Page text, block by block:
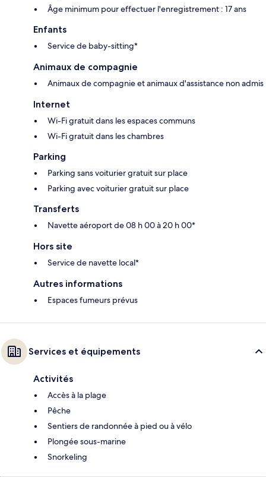
Âge minimum pour effectuer l'enregistrement : 17 ans
Enfants
Service de baby-sitting*
Animaux de compagnie
Animaux de compagnie et animaux d'assistance non admis
Internet
Wi-Fi gratuit dans les espaces communs
Wi-Fi gratuit dans les chambres
Parking
Parking sans voiturier gratuit sur place
Parking avec voiturier gratuit sur place
Transferts
Navette aéroport de 08 h 00 à 20 h 00*
Hors site
Service de navette local*
Autres informations
Espaces fumeurs prévus
Services et équipements
Activités
Accès à la plage
Pêche
Sentiers de randonnée à pied ou à vélo
Plongée sous-marine
Snorkeling